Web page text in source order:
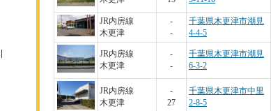
JR内房線
木更津
-
-
千葉県木更津市潮見
4-4-5
JR内房線
木更津
-
-
千葉県木更津市潮見
6-3-2
JR内房線
木更津
-
27
千葉県木更津市中里
2-8-5